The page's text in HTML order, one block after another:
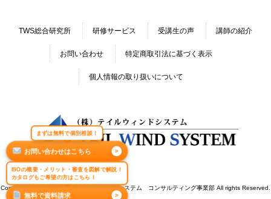
まずは無料で個別相談！
お問い合わせはこちら >
ISOの概要・メリット・審査を図解で解説！
カタログもご希望の方はこちら！
無料で資料請求 >
TWS総合研究所 研修サービス 受講生の声 講師の紹介
お問い合わせ 特定商取引法に基づく表示
個人情報の取り扱いについて
Copyright © 2026 株式会社テイルウィンドシステム コンサルティング事業部 All rights Reserved.